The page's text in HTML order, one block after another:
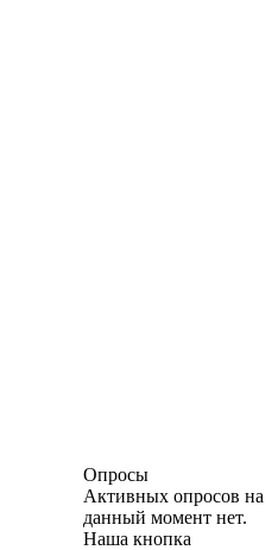
Опросы
Активных опросов на
данный момент нет.
Наша кнопка